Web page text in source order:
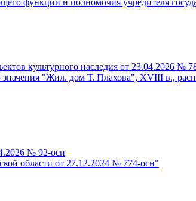
функции и полномочия учредителя
культурного наследия от 23.04.2026 №
"Жил. дом Т. Плахова", XVIII в.,
№ 92-осн
области от 27.12.2024 № 774-осн"